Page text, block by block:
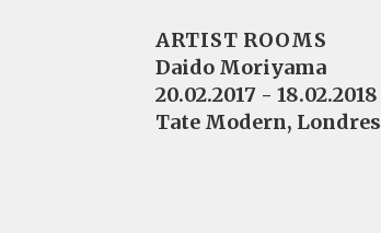
ARTIST ROOMS
Daido Moriyama
20.02.2017 - 18.02.2018
Tate Modern, Londres